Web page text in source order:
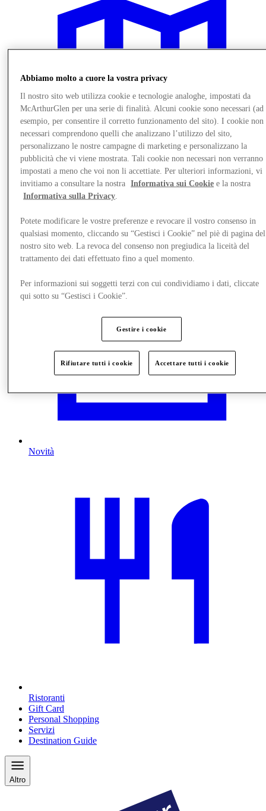
Novità
Ristoranti
Gift Card
Personal Shopping
Servizi
Destination Guide
Altro
Abbiamo molto a cuore la vostra privacy
Il nostro sito web utilizza cookie e tecnologie analoghe, impostati da
McArthurGlen per una serie di finalità. Alcuni cookie sono necessari (ad
esempio, per consentire il corretto funzionamento del sito). I cookie non
necessari comprendono quelli che analizzano l’utilizzo del sito,
personalizzano le nostre campagne di marketing e personalizzano la
pubblicità che vi viene mostrata. Tali cookie non necessari non verranno
impostati a meno che voi non li accettiate. Per ulteriori informazioni, vi
invitiamo a consultare la nostra
Informativa sui Cookie e la nostra
Informativa sulla Privacy
Potete modificare le vostre preferenze e revocare il vostro consenso in
qualsiasi momento, cliccando su “Gestisci i Cookie” nel piè di pagina del
nostro sito web. La revoca del consenso non pregiudica la liceità del
trattamento dei dati effettuato fino a quel momento.
Per informazioni sui soggetti terzi con cui condividiamo i dati, cliccate
qui sotto su “Gestisci i Cookie”.
Gestire i cookie
Rifiutare tutti i cookie Accettare tutti i cookie